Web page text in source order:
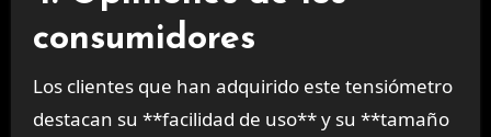
consumidores
Los clientes que han adquirido este tensiómetro
destacan su **facilidad de uso** y su **tamaño